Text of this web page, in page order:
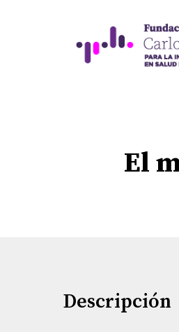
El
Descripción